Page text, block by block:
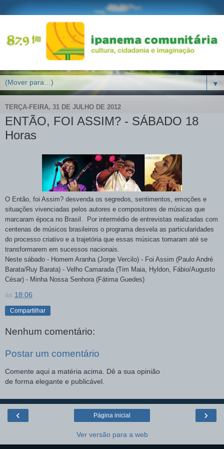
▼
TERÇA-FEIRA, 31 DE JULHO DE 2012
ENTÃO, FOI ASSIM? - SÁBADO 18
Horas
O Então, foi Assim? desvenda os segredos, sentimentos, emoções e
situações vivenciadas pelos autores e compositores de músicas que
marcaram época no Brasil. Por intermédio de entrevistas realizadas com
centenas de músicos brasileiros o programa desvela as particularidades
do processo criativo e a trajetória que essas músicas tomaram até se
transformarem em sucessos nacionais.
Neste sábado - Homem Aranha (Jorge Vercilo) - Foi Assim (Paulo André
Barata/Ruy Barata) - Velho Camarada (Tim Maia, Hyldon, Fábio/Augusto
César) - Minha Nossa Senhora (Fátima Guedes)
às 18:06
Compartilhar
Nenhum comentário:
Postar um comentário
Comente aqui a matéria acima. Dê a sua opinião
de forma elegante e publicável.
‹ ›
Página inicial
Ver versão para a web